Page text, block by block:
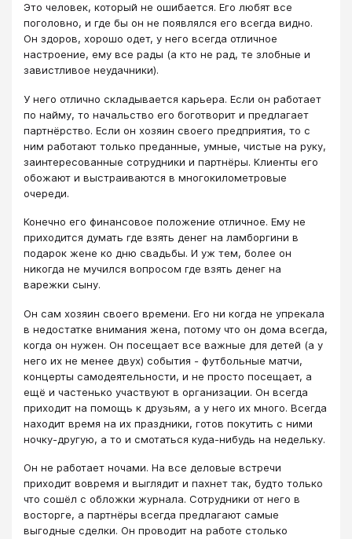
Это человек, который не ошибается. Его любят все
поголовно, и где бы он не появлялся его всегда видно.
Он здоров, хорошо одет, у него всегда отличное
настроение, ему все рады (а кто не рад, те злобные и
завистливое неудачники).
У него отлично складывается карьера. Если он работает
по найму, то начальство его боготворит и предлагает
партнёрство. Если он хозяин своего предприятия, то с
ним работают только преданные, умные, чистые на руку,
заинтересованные сотрудники и партнёры. Клиенты его
обожают и выстраиваются в многокилометровые
очереди.
Конечно его финансовое положение отличное. Ему не
приходится думать где взять денег на ламборгини в
подарок жене ко дню свадьбы. И уж тем, более он
никогда не мучился вопросом где взять денег на
варежки сыну.
Он сам хозяин своего времени. Его ни когда не упрекала
в недостатке внимания жена, потому что он дома всегда,
когда он нужен. Он посещает все важные для детей (а у
него их не менее двух) события - футбольные матчи,
концерты самодеятельности, и не просто посещает, а
ещё и частенько участвуют в организации. Он всегда
приходит на помощь к друзьям, а у него их много. Всегда
находит время на их праздники, готов покутить с ними
ночку-другую, а то и смотаться куда-нибудь на недельку.
Он не работает ночами. На все деловые встречи
приходит вовремя и выглядит и пахнет так, будто только
что сошёл с обложки журнала. Сотрудники от него в
восторге, а партнёры всегда предлагают самые
выгодные сделки. Он проводит на работе столько